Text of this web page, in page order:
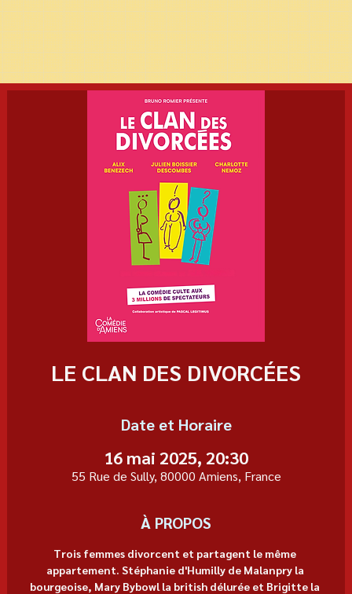
LE CLAN DES DIVORCÉES
Date et Horaire
16 mai 2025, 20:30
55 Rue de Sully, 80000 Amiens, France
À PROPOS
Trois femmes divorcent et partagent le même
appartement. Stéphanie d'Humilly de Malanpry la
bourgeoise, Mary Bybowl la british délurée et Brigitte la